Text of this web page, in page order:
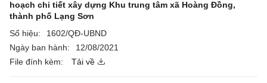
hoạch chi tiết xây dựng Khu trung tâm xã Hoàng Đồng,
thành phố Lạng Sơn
Số hiệu:
1602/QĐ-UBND
Ngày ban hành:
12/08/2021
File đính kèm:
Tải về